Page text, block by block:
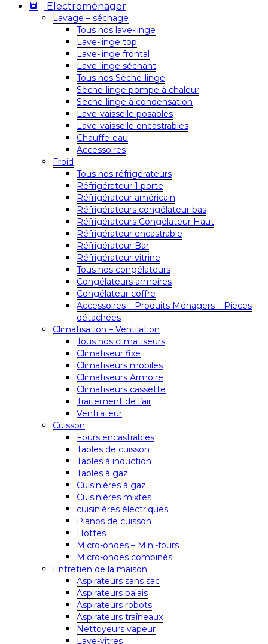
Electroménager
Lavage – séchage
Tous nos lave-linge
Lave-linge top
Lave-linge frontal
Lave-linge séchant
Tous nos Sèche-linge
Sèche-linge pompe à chaleur
Sèche-linge à condensation
Lave-vaisselle posables
Lave-vaisselle encastrables
Chauffe-eau
Accessoires
Froid
Tous nos réfrigérateurs
Réfrigérateur 1 porte
Réfrigérateur américain
Réfrigérateurs congélateur bas
Réfrigérateurs Congélateur Haut
Réfrigérateur encastrable
Réfrigérateur Bar
Réfrigérateur vitrine
Tous nos congélateurs
Congélateurs armoires
Congélateur coffre
Accessoires – Produits Ménagers – Pièces
détachées
Climatisation – Ventilation
Tous nos climatiseurs
Climatiseur fixe
Climatiseurs mobiles
Climatiseurs Armoire
Climatiseurs cassette
Traitement de l’air
Ventilateur
Cuisson
Fours encastrables
Tables de cuisson
Tables à induction
Tables à gaz
Cuisinières à gaz
Cuisinières mixtes
cuisinières électriques
Pianos de cuisson
Hottes
Micro-ondes – Mini-fours
Micro-ondes combinés
Entretien de la maison
Aspirateurs sans sac
Aspirateurs balais
Aspirateurs robots
Aspirateurs traîneaux
Nettoyeurs vapeur
Lave-vitres